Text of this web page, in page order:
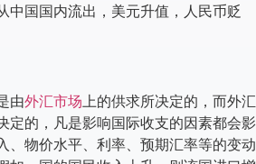
中国国内流出，美元升值，人民币贬
由外汇市场上的供求所决定的，而外汇
定的，凡是影响国际收支的因素都会影
、物价水平、利率、预期汇率等的变动